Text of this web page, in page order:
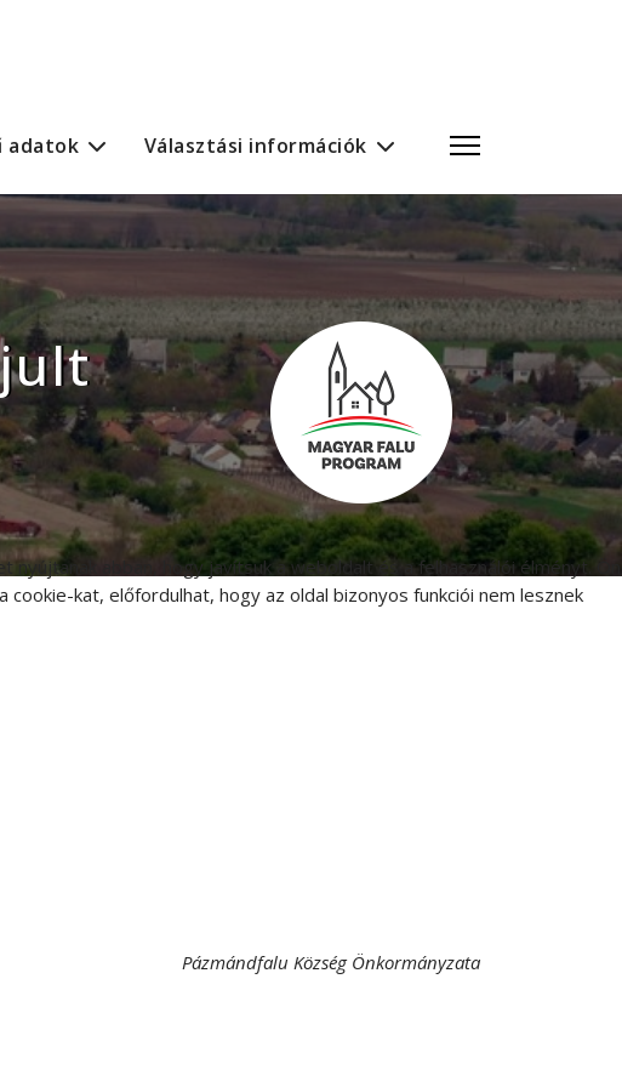
adatok Választási információk
Pázmándfalu Község Önkormányzata
abban, hogy javítsuk a weboldalt és a felhasználói élményt. Ön
kat, előfordulhat, hogy az oldal bizonyos funkciói nem lesznek